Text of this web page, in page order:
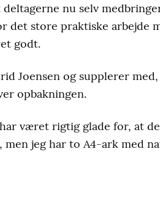
nu selv
det store praktiske arbejde
godt.
Joensen og supplerer
opbakningen.
været rigtig glade for, at
jeg har to A4-ark med